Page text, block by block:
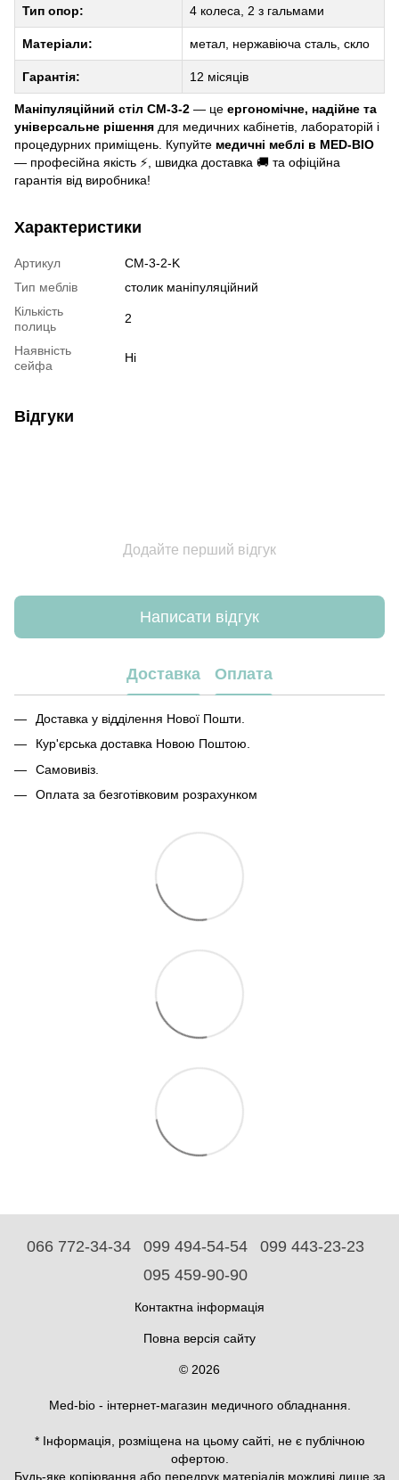
Тип опор: 4 колеса, 2 з гальмами
Матеріали: метал, нержавіюча сталь, скло
Гарантія: 12 місяців
Маніпуляційний стіл СМ-3-2 — це ергономічне, надійне та
універсальне рішення для медичних кабінетів, лабораторій і
процедурних приміщень. Купуйте медичні меблі в MED-BIO
— професійна якість ⚡, швидка доставка 🚚 та офіційна
гарантія від виробника!
Характеристики
Артикул
СМ-3-2-K
Тип меблів
столик маніпуляційний
Кількість
полиць
2
Наявність
сейфа
Ні
Відгуки
Додайте перший відгук
Написати відгук
Доставка Оплата
Доставка у відділення Нової Пошти.
Кур'єрська доставка Новою Поштою.
Самовивіз.
Оплата за безготівковим розрахунком
066 772-34-34 099 494-54-54
099 443-23-23
095 459-90-90
Контактна інформація
Повна версія сайту
© 2026
Med-bio - інтернет-магазин медичного обладнання.
* Інформація, розміщена на цьому сайті, не є публічною
офертою.
Будь-яке копіювання або передрук матеріалів можливі лише за